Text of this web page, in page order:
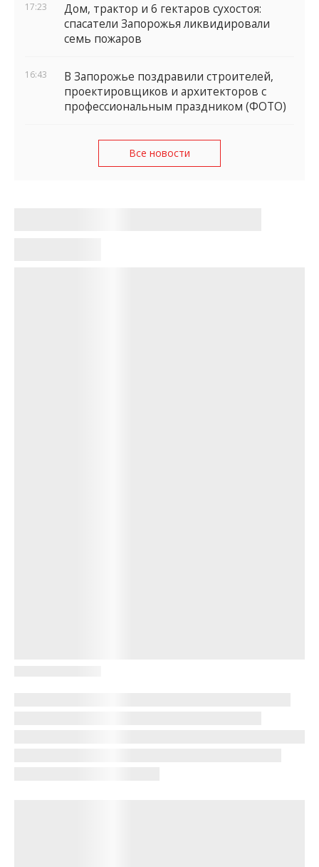
17:23
Дом, трактор и 6 гектаров сухостоя:
спасатели Запорожья ликвидировали
семь пожаров
16:43
В Запорожье поздравили строителей,
проектировщиков и архитекторов с
профессиональным праздником (ФОТО)
Все новости